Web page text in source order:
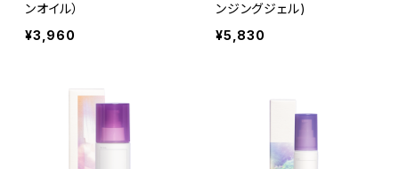
ンオイル）
¥3,960
ンジングジェル)
¥5,830